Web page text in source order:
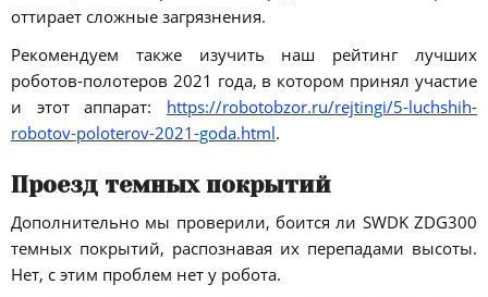
оттирает сложные загрязнения.
Рекомендуем также изучить наш рейтинг лучших
роботов-полотеров 2021 года, в котором принял участие
и этот аппарат: https://robotobzor.ru/rejtingi/5-luchshih-
robotov-poloterov-2021-goda.html.
Проезд темных покрытий
Дополнительно мы проверили, боится ли SWDK ZDG300
темных покрытий, распознавая их перепадами высоты.
Нет, с этим проблем нет у робота.